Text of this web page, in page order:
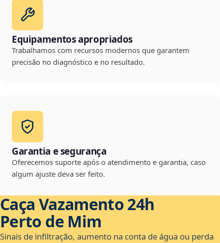
Equipamentos apropriados
Trabalhamos com recursos modernos que garantem
precisão no diagnóstico e no resultado.
Garantia e segurança
Oferecemos suporte após o atendimento e garantia, caso
algum ajuste deva ser feito.
Caça Vazamento 24h
Perto de Mim
Sinais de infiltração, aumento na conta de água ou perda